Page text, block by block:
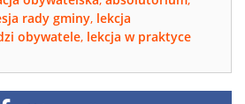
rady gminy, lekcja
obywatele, lekcja w praktyce